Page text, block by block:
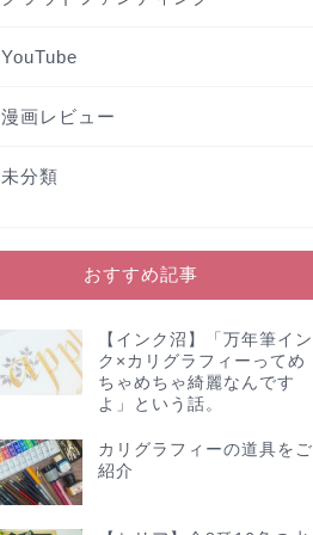
YouTube
漫画レビュー
未分類
おすすめ記事
【インク沼】「万年筆イン
ク×カリグラフィーってめ
ちゃめちゃ綺麗なんです
よ」という話。
カリグラフィーの道具をご
紹介